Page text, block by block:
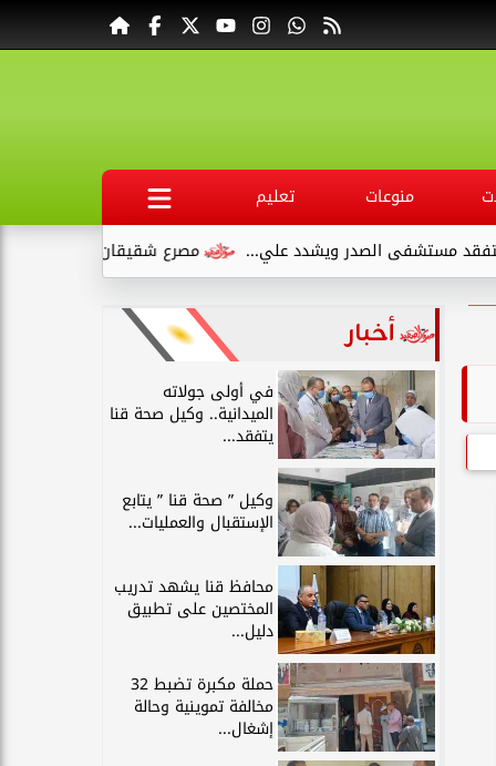
منوعات
تعليم
مصرع شقيقان وإصابة طفلين في انقلاب
ويشدد علي...
أخبار
في أولى جولاته
الميدانية.. وكيل صحة قنا
يتفقد...
وكيل ” صحة قنا ” يتابع
الإستقبال والعمليات...
محافظ قنا يشهد تدريب
المختصين على تطبيق
دليل...
حملة مكبرة تضبط 32
مخالفة تموينية وحالة
إشغال...